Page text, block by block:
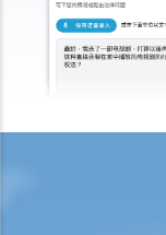
政府更新婚姻状况为离
L. 假结婚
1. 假结婚可以被起诉